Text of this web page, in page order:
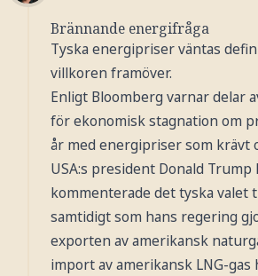
Foto: AP / TT Nyhetsbyrån
Brännande energifråga
Tyska energipriser väntas
villkoren framöver.
Enligt Bloomberg varnar delar
för ekonomisk stagnation om
år med energipriser som krävt
USA:s president Donald
kommenterade det tyska valet
samtidigt som hans regering
exporten av amerikansk
import av amerikansk LNG-gas